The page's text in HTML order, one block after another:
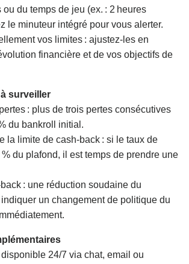
du temps de jeu (ex. : 2 heures
le minuteur intégré pour vous alerter.
vos limites : ajustez-les en
financière et de vos objectifs de
surveiller
: plus de trois pertes consécutives
du bankroll initial.
la limite de cash‑back : si le taux de
du plafond, il est temps de prendre une
: une réduction soudaine du
un changement de politique du
24/7 via chat, email ou